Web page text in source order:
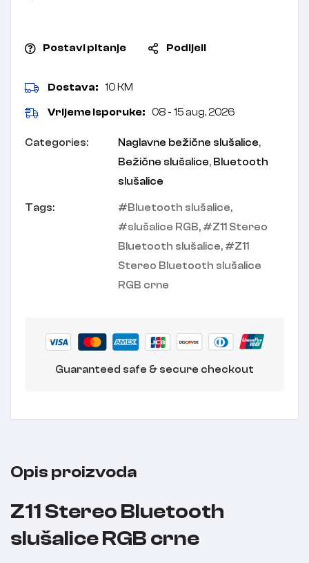
Postavi pitanje Podijeli
Dostava: 10 KM
Vrijeme isporuke: 08 - 15 aug, 2026
Categories: Naglavne bežične slušalice,
Bežične slušalice, Bluetooth
slušalice
Tags: Bluetooth slušalice,
slušalice RGB,
Z11 Stereo
Bluetooth slušalice,
Z11
Stereo Bluetooth slušalice
RGB crne
Guaranteed safe & secure checkout
Opis proizvoda
Z11 Stereo Bluetooth
slušalice RGB crne